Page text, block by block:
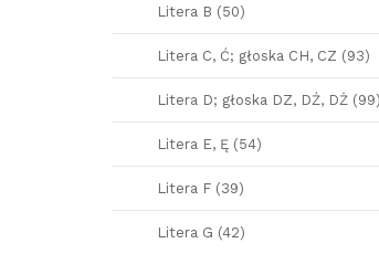
Litera B (50)
Litera C, Ć; głoska CH, CZ (93)
Litera D; głoska DZ, DŹ, DŻ (99)
Litera E, Ę (54)
Litera F (39)
Litera G (42)